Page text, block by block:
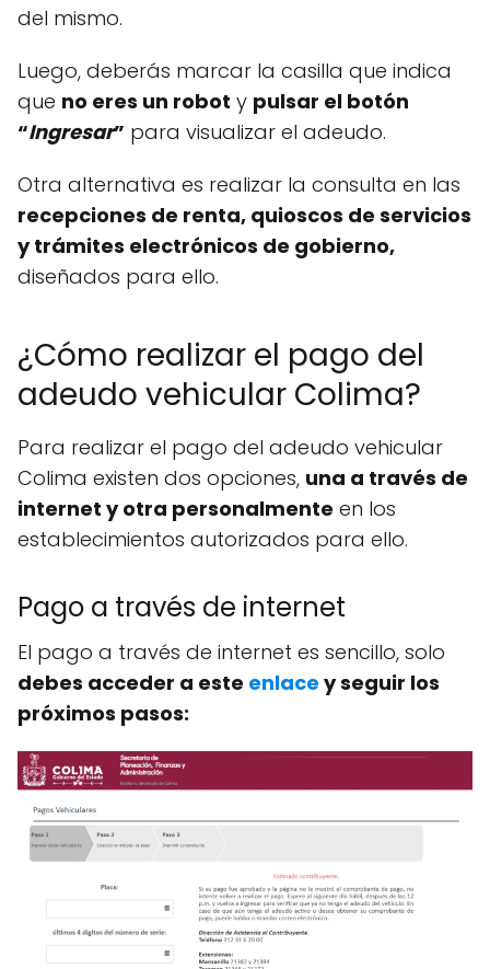
del mismo.
Luego, deberás marcar la casilla que indica
que no eres un robot y pulsar el botón
“Ingresar” para visualizar el adeudo.
Otra alternativa es realizar la consulta en las
recepciones de renta, quioscos de servicios
y trámites electrónicos de gobierno,
diseñados para ello.
¿Cómo realizar el pago del
adeudo vehicular Colima?
Para realizar el pago del adeudo vehicular
Colima existen dos opciones, una a través de
internet y otra personalmente en los
establecimientos autorizados para ello.
Pago a través de internet
El pago a través de internet es sencillo, solo
debes acceder a este enlace y seguir los
próximos pasos: